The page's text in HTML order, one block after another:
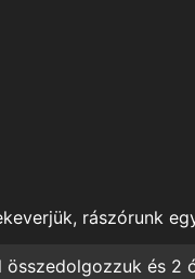
rászórunk
és 2